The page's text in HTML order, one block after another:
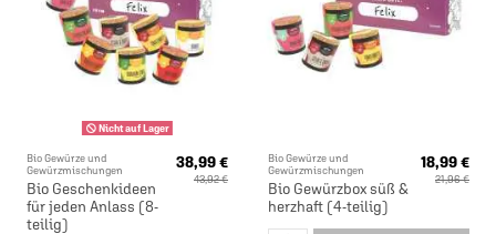
Nicht auf Lager
Bio Gewürze und
Gewürzmischungen
Bio Geschenkideen
für jeden Anlass (8-
teilig)
38,99 €
43,92 €
Bio Gewürze und
Gewürzmischungen
Bio Gewürzbox süß &
herzhaft (4-teilig)
18,99 €
21,96 €